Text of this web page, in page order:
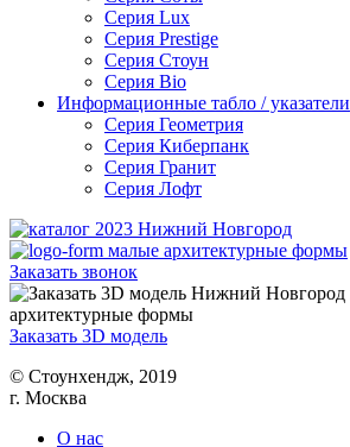
Серия Lux
Серия Prestige
Серия Стоун
Серия Bio
Информационные табло / указатели
Серия Геометрия
Серия Киберпанк
Серия Гранит
Серия Лофт
Заказать звонок
Заказать 3D модель
© Cтоунхендж, 2019
г. Москва
О нас